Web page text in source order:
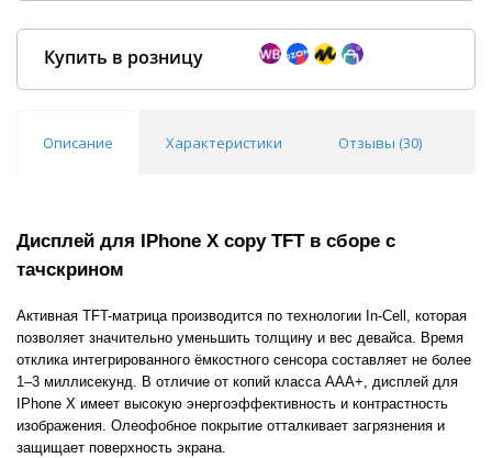
Купить в розницу
Описание Характеристики Отзывы (30)
Дисплей для IPhone X copy TFT в сборе с
тачскрином
Активная TFT-матрица производится по технологии In-Cell, которая
позволяет значительно уменьшить толщину и вес девайса. Время
отклика интегрированного ёмкостного сенсора составляет не более
1–3 миллисекунд. В отличие от копий класса AAA+, дисплей для
IPhone X имеет высокую энергоэффективность и контрастность
изображения. Олеофобное покрытие отталкивает загрязнения и
защищает поверхность экрана.